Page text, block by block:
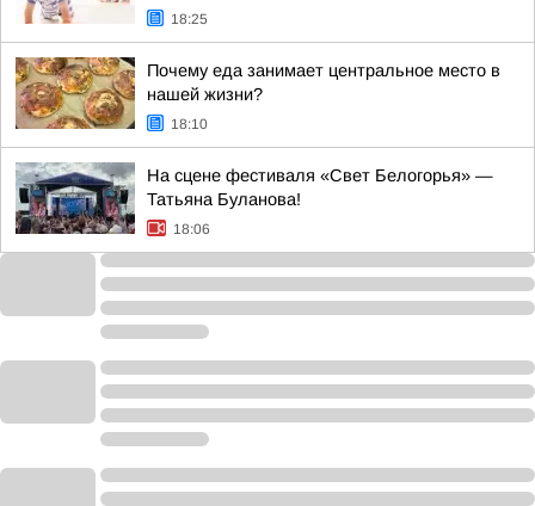
18:25
Почему еда занимает центральное место в
нашей жизни?
18:10
На сцене фестиваля «Свет Белогорья» —
Татьяна Буланова!
18:06